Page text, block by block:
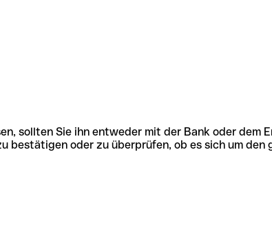
sollten Sie ihn entweder mit der Bank oder
oder zu überprüfen, ob es sich um den